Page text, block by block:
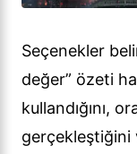
Seçenekler
değer” özeti
kullandığını,
gerçekleştiğini